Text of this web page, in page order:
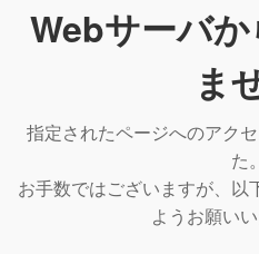
Webサーバ
ま
指定されたページへのアク
た。
お手数ではございますが、以
ようお願いい